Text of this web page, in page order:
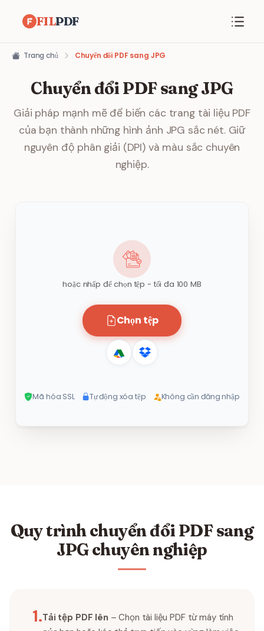
FILPDF
Trang chủ Chuyển đổi PDF sang JPG
Chuyển đổi PDF sang JPG
Giải pháp mạnh mẽ để biến các trang tài liệu PDF
của bạn thành những hình ảnh JPG sắc nét. Giữ
nguyên độ phân giải (DPI) và màu sắc chuyên
nghiệp.
hoặc nhấp để chọn tệp - tối đa 100 MB
Chọn tệp
Mã hóa SSL Tự động xóa tệp Không cần đăng nhập
Quy trình chuyển đổi PDF sang
JPG chuyên nghiệp
1.Tải tệp PDF lên – Chọn tài liệu PDF từ máy tính